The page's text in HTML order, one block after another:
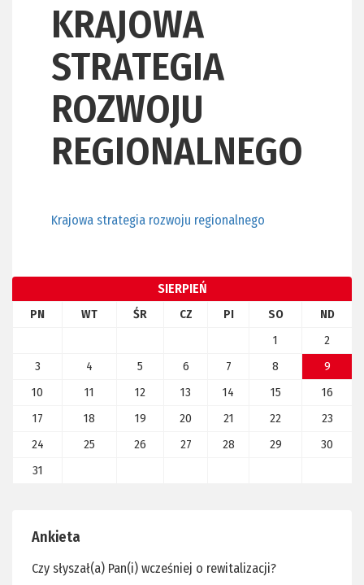
KRAJOWA
STRATEGIA
ROZWOJU
REGIONALNEGO
Krajowa strategia rozwoju regionalnego
SIERPIEŃ
PN WT ŚR CZ PI SO
ND
1
2
3
4 5 6 7 8
9
10
11 12 13 14 15
16
17
18 19 20 21 22
23
24
25 26 27 28 29
30
31
Ankieta
Czy słyszał(a) Pan(i) wcześniej o rewitalizacji?